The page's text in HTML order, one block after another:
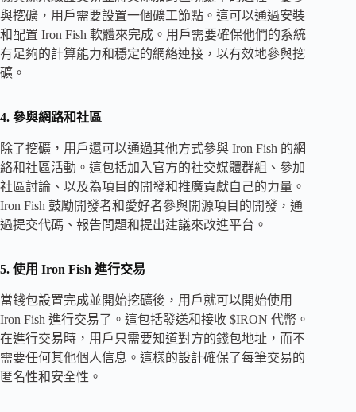
與挖礦，用戶需要設置一個礦工節點。這可以通過安裝
和配置 Iron Fish 軟體來完成。用戶需要確保他們的系統
有足夠的計算能力和穩定的網絡連接，以有效地參與挖
礦。
4. 參與網路和社區
除了挖礦，用戶還可以通過其他方式參與 Iron Fish 的網
絡和社區活動。這包括加入官方的社交媒體群組、參加
社區討論、以及為項目的開發和推廣貢獻自己的力量。
Iron Fish 鼓勵開發者和愛好者參與開源項目的開發，通
過提交代碼、報告問題和提出建議來改進平台。
5. 使用 Iron Fish 進行交易
當錢包設置完成並開始挖礦後，用戶就可以開始使用
Iron Fish 進行交易了。這包括發送和接收 $IRON 代幣。
在進行交易時，用戶只需要知道對方的錢包地址，而不
需要任何其他個人信息。這樣的設計確保了每筆交易的
匿名性和安全性。